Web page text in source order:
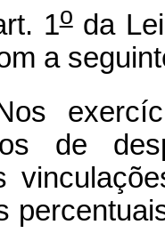
1oda
a
de